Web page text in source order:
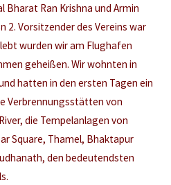
Ran Krishna und Armin
2. Vorsitzender des Vereins war
wurden wir am Flughafen
geheißen. Wir wohnten in
hatten in den ersten Tagen ein
Verbrennungsstätten von
die Tempelanlagen von
Square, Thamel, Bhaktapur
den bedeutendsten